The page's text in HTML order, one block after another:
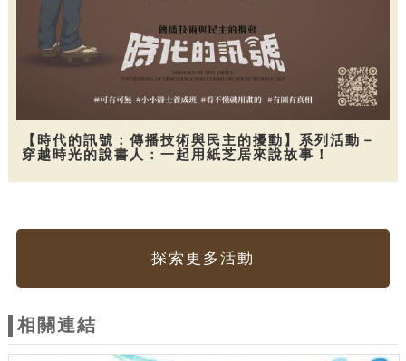
【時代的訊號：傳播技術與民主的擾動】系列活動－
穿越時光的說書人：一起用紙芝居來說故事！
探索更多活動
相關連結